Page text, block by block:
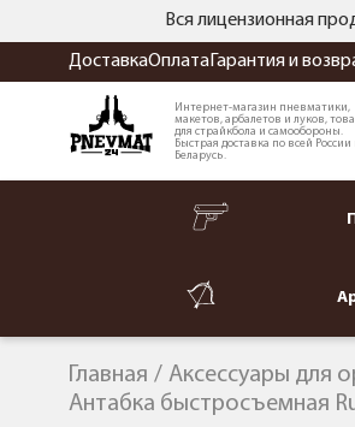
Вся лицензионная
ДоставкаОплата Гарантия и
Интернет-магазин пневматики,
макетов, арбалетов и луков,
для страйкбола и самообороны.
Быстрая доставка по всей России
Беларусь.
Главная Аксессуары для
Антабка быстросъемная